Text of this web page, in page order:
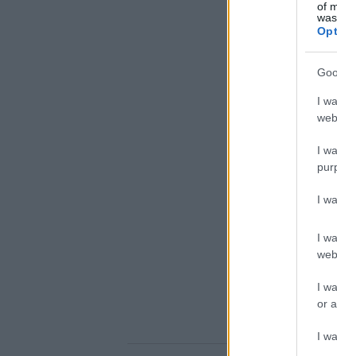
of
I
I
I
I
I
or
I